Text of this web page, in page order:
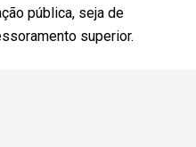
pública, seja de
superior.